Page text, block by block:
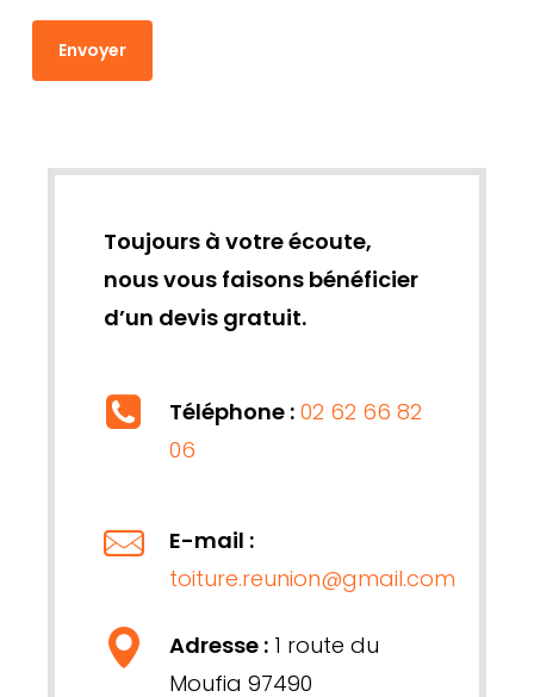
Toujours à votre écoute,
nous vous faisons bénéficier
d’un devis gratuit.
Téléphone : 02 62 66 82
06
E-mail :
toiture.reunion@gmail.com
Adresse :1 route du
Moufia 97490